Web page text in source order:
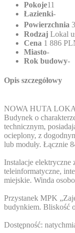
Pokoje11
Łazienki-
Powierzchnia
Rodzaj Lokal
Cena 1 886
Miasto-
Rok budowy-
Opis szczegółowy
NOWA HUTA
Budynek o
technicznym,
ocieplony, z
lub moduły. Łącznie
Instalacje
teleinformatyczne,
miejskie. Winda
Przystanek MPK
budynkiem. Bliskość
Dostępność: